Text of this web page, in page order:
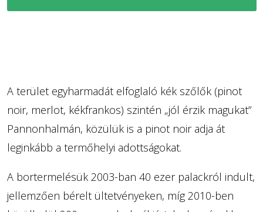
A terület egyharmadát elfoglaló kék szőlők (pinot
noir, merlot, kékfrankos) szintén „jól érzik magukat”
Pannonhalmán, közülük is a pinot noir adja át
leginkább a termőhelyi adottságokat.
A bortermelésük 2003-ban 40 ezer palackról indult,
jellemzően bérelt ültetvényeken, míg 2010-ben